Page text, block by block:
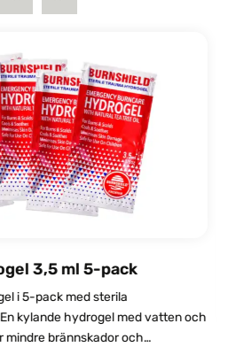
3,5 ml 5-pack
i 5-pack med sterila
kylande hydrogel med vatten och
brännskador och